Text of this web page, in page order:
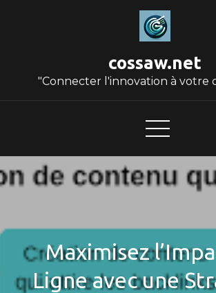
cossaw.net
"Connecter l'innovation à votre
Maximisez
Ligne avec une